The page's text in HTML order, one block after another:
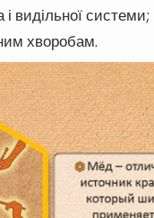
видільної системи;
хворобам.